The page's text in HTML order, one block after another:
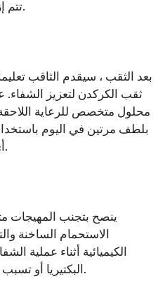
تتم إزالة الإبرة وتبدأ عملية الشفاء.
بعد الثقب ، سيقدم الثاقب
ثقب الكركدن لتعزيز
محلول متخصص للرعاية
بلطف مرتين في اليوم
أي حطام أو قشور حول الثقب.
ينصح بتجنب المهيجات
الاستحمام الساخنة
الكيميائية أثناء عملية
البكتيريا أو تسبب تهيجًا ، مما يؤخر وقت الشفاء.